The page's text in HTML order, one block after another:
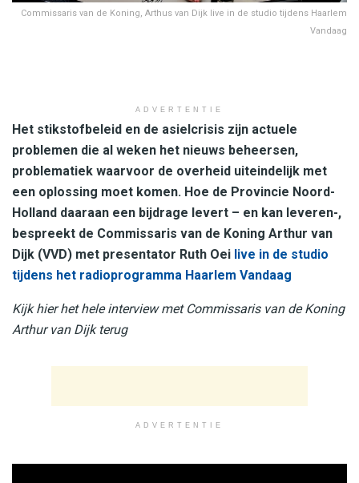
Commissaris van de Koning, Arthus van Dijk live in de studio tijdens Haarlem
Vandaag
ADVERTENTIE
Het stikstofbeleid en de asielcrisis zijn actuele
problemen die al weken het nieuws beheersen,
problematiek waarvoor de overheid uiteindelijk met
een oplossing moet komen. Hoe de Provincie Noord-
Holland daaraan een bijdrage levert – en kan leveren-,
bespreekt de Commissaris van de Koning Arthur van
Dijk (VVD) met presentator Ruth Oei live in de studio
tijdens het radioprogramma Haarlem Vandaag
Kijk hier het hele interview met Commissaris van de Koning
Arthur van Dijk terug
ADVERTENTIE